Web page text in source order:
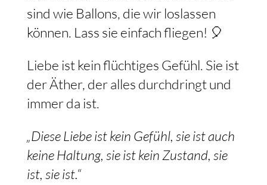
sind wie Ballons, die wir loslassen
können. Lass sie einfach fliegen! 🎈
Liebe ist kein flüchtiges Gefühl. Sie ist
der Äther, der alles durchdringt und
immer da ist.
„Diese Liebe ist kein Gefühl, sie ist auch
keine Haltung, sie ist kein Zustand, sie
ist, sie ist.“